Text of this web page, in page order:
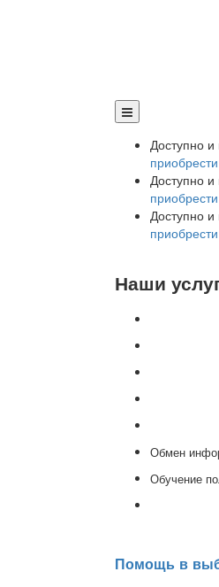
Доступно и
приобрести
Доступно и
приобрести
Доступно и
приобрести
Наши
Обмен
Обучение
Помощь в